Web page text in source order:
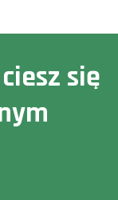
się